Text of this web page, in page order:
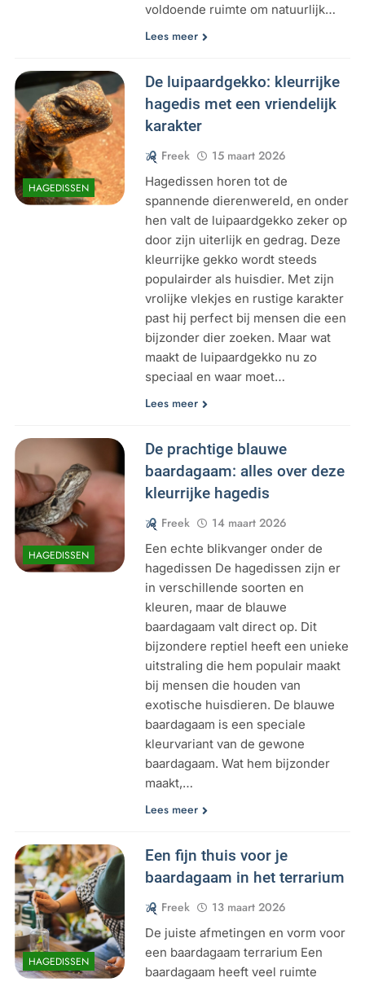
voldoende ruimte om natuurlijk…
Lees meer
HAGEDISSEN
De luipaardgekko: kleurrijke
hagedis met een vriendelijk
karakter
Freek 15 maart 2026
Hagedissen horen tot de
spannende dierenwereld, en onder
hen valt de luipaardgekko zeker op
door zijn uiterlijk en gedrag. Deze
kleurrijke gekko wordt steeds
populairder als huisdier. Met zijn
vrolijke vlekjes en rustige karakter
past hij perfect bij mensen die een
bijzonder dier zoeken. Maar wat
maakt de luipaardgekko nu zo
speciaal en waar moet…
Lees meer
HAGEDISSEN
De prachtige blauwe
baardagaam: alles over deze
kleurrijke hagedis
Freek 14 maart 2026
Een echte blikvanger onder de
hagedissen De hagedissen zijn er
in verschillende soorten en
kleuren, maar de blauwe
baardagaam valt direct op. Dit
bijzondere reptiel heeft een unieke
uitstraling die hem populair maakt
bij mensen die houden van
exotische huisdieren. De blauwe
baardagaam is een speciale
kleurvariant van de gewone
baardagaam. Wat hem bijzonder
maakt,…
Lees meer
HAGEDISSEN
Een fijn thuis voor je
baardagaam in het terrarium
Freek 13 maart 2026
De juiste afmetingen en vorm voor
een baardagaam terrarium Een
baardagaam heeft veel ruimte